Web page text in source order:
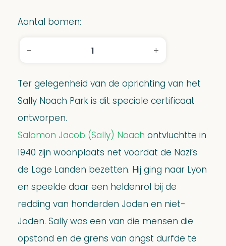
Aantal bomen:
-
Certificaat
aantal
+
Ter gelegenheid van de oprichting van het
Sally Noach Park is dit speciale certificaat
ontworpen.
Salomon Jacob (Sally) Noach ontvluchtte in
1940 zijn woonplaats net voordat de Nazi’s
de Lage Landen bezetten. Hij ging naar Lyon
en speelde daar een heldenrol bij de
redding van honderden Joden en niet-
Joden. Sally was een van die mensen die
opstond en de grens van angst durfde te